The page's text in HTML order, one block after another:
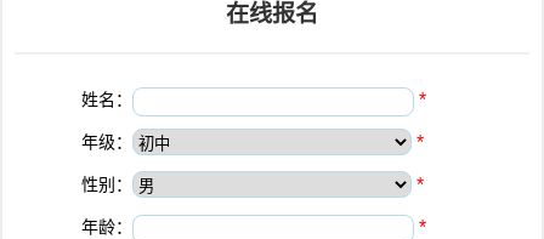
在线报名
姓名： *
年级： *
性别： *
年龄： *